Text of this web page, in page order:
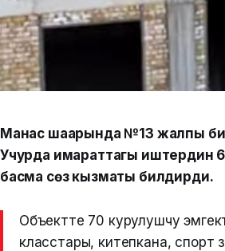
Манас шаарында №13 жалпы
Учурда имараттагы иштердин
басма сөз кызматы билдирди.
Объектте 70 курулушчу
класстары, китепкана, спорт